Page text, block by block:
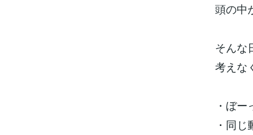
頭の中
そんな
考えな
・ぼー
・同